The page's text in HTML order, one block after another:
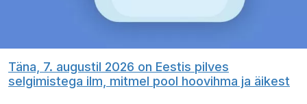
Täna, 7. augustil 2026 on Eestis pilves
selgimistega ilm, mitmel pool hoovihma ja äikest